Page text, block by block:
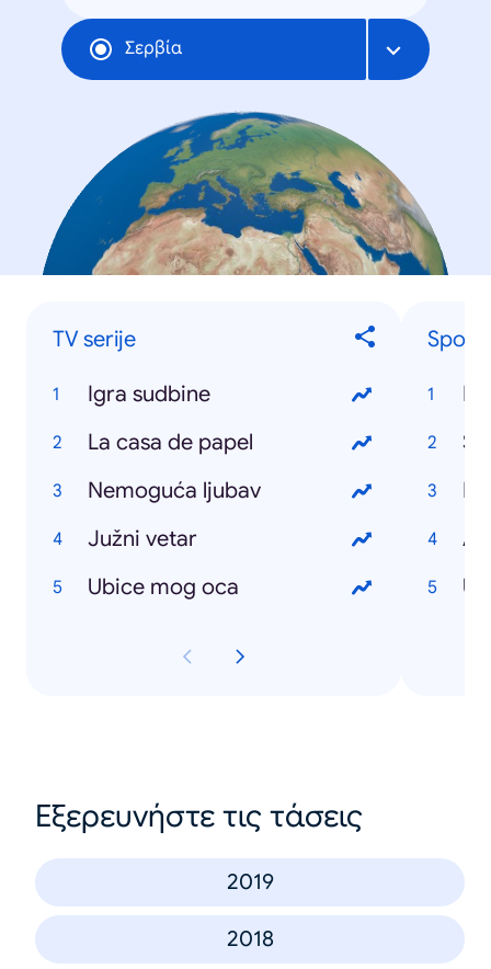
Σερβία
TV serije
Igra sudbine
La casa de papel
Nemoguća ljubav
Južni vetar
Ubice mog oca
Εξερευνήστε τις τάσεις
2019
2018